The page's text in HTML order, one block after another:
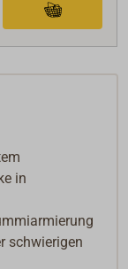
in
schwierigen